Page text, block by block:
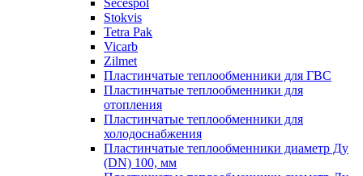
Secespol
Stokvis
Tetra Pak
Vicarb
Zilmet
Пластинчатые теплообменники для ГВС
Пластинчатые теплообменники для
отопления
Пластинчатые теплообменники для
холодоснабжения
Пластинчатые теплообменники диаметр Ду
(DN) 100, мм